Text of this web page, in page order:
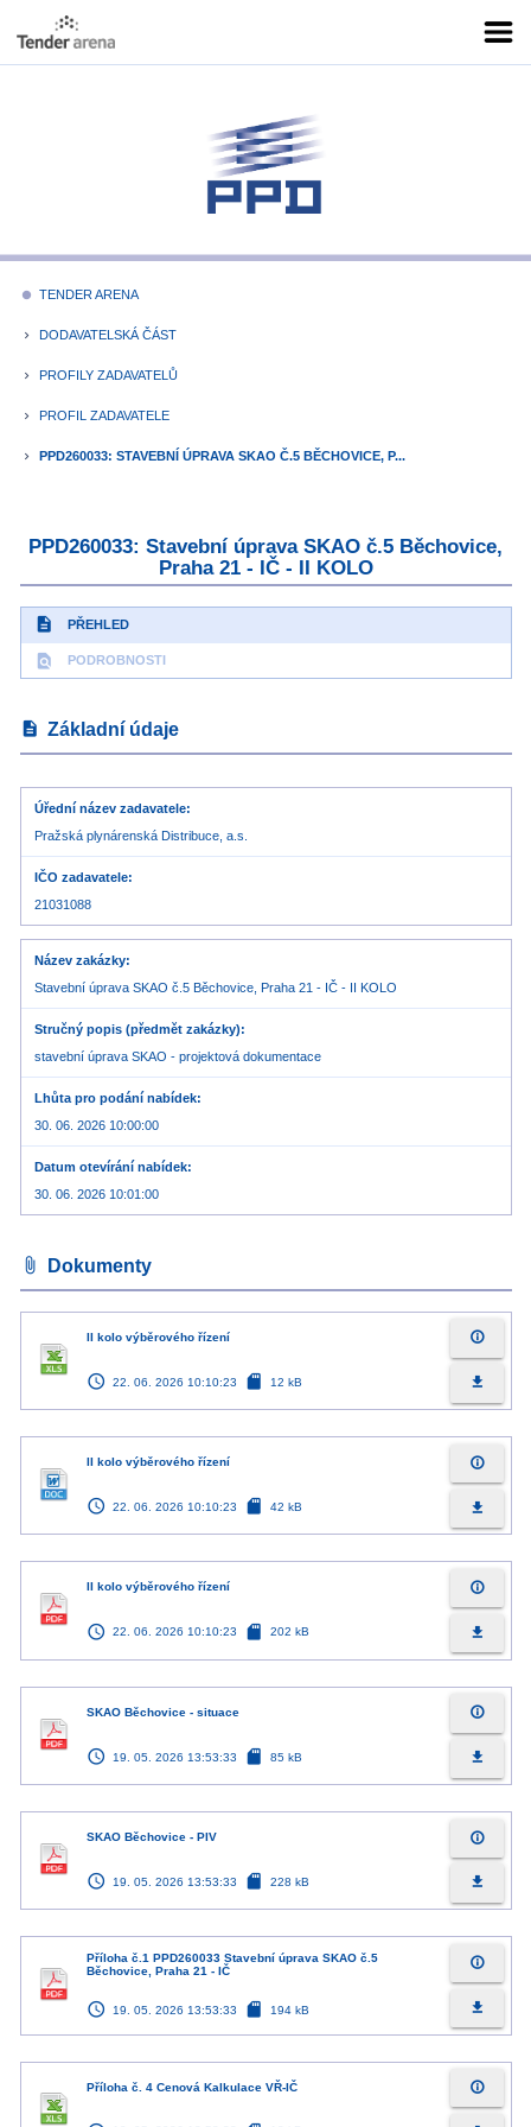
fiber_manual_record TENDER ARENA
keyboard_arrow_right DODAVATELSKÁ ČÁST
keyboard_arrow_right PROFILY ZADAVATELŮ
keyboard_arrow_right PROFIL ZADAVATELE
keyboard_arrow_right PPD260033: STAVEBNÍ ÚPRAVA SKAO Č.5 BĚCHOVICE, P...
PPD260033: Stavební úprava SKAO č.5 Běchovice,
Praha 21 - IČ - II KOLO
description PŘEHLED
find_in_page PODROBNOSTI
description Základní údaje
Úřední název zadavatele
Pražská plynárenská Distribuce, a.s.
IČO zadavatele
21031088
Název zakázky
Stavební úprava SKAO č.5 Běchovice, Praha 21 - IČ - II KOLO
Stručný popis (předmět zakázky)
stavební úprava SKAO - projektová dokumentace
Lhůta pro podání nabídek
30. 06. 2026 10:00:00
Datum otevírání nabídek
30. 06. 2026 10:01:00
attach_file Dokumenty
II kolo výběrového řízení
access_time 22. 06. 2026 10:10:23 sd_card 12 kB
info_outline
file_download
II kolo výběrového řízení
access_time 22. 06. 2026 10:10:23 sd_card 42 kB
info_outline
file_download
II kolo výběrového řízení
access_time 22. 06. 2026 10:10:23 sd_card 202 kB
info_outline
file_download
SKAO Běchovice - situace
access_time 19. 05. 2026 13:53:33 sd_card 85 kB
info_outline
file_download
SKAO Běchovice - PIV
access_time 19. 05. 2026 13:53:33 sd_card 228 kB
info_outline
file_download
Příloha č.1 PPD260033 Stavební úprava SKAO č.5
Běchovice, Praha 21 - IČ
access_time 19. 05. 2026 13:53:33 sd_card 194 kB
info_outline
file_download
Příloha č. 4 Cenová Kalkulace VŘ-IČ info_outline